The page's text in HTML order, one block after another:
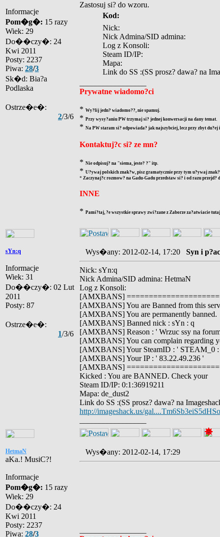
Informacje
Pom�g�: 15 razy
Wiek: 29
Do��czy�: 24
Kwi 2011
Posty: 2237
Piwa: 28/3
Sk�d: Bia?a
Podlaska
Ostrze�e�:
2/3/6
Zastosuj si? do wzoru.
Kod:
Nick:
Nick Admina/SID admina:
Log z Konsoli:
Steam ID/IP:
Mapa:
Link do SS :(SS prosz? dawa? na
Prywatne wiadomo?ci
* Wy?lij jedn? wiadomo??, nie spamuj.
* Przy wysy?aniu PW trzymaj si? jednej konwersacji na dany temat.
* Na PW staram si? odpowiada? jak najszybciej, lecz przy zbyt
Kontaktuj?c si? ze mn?
* Nie odpisuj? na "siema, jeste? ?" itp.
* U?ywaj polskich znak?w, pisz gramatycznie przy tym u?ywaj
* Zaczynaj?c rozmow? na Gadu-Gadu przedstaw si? i od razu przejd?
INNE
* Pami?taj, ?e wszystkie sprawy zwi?zane z Zaborze za?atwiacie
sYn:q
Informacje
Wiek: 31
Do��czy�: 02 Lut
2011
Posty: 87
Ostrze�e�:
1/3/6
Wys�any: 2012-02-14, 17:20 Syn i
Nick: sYn:q
Nick Admina/SID admina: HetmaN
Log z Konsoli:
[AMXBANS]
[AMXBANS] You are Banned from this
[AMXBANS] You are permanently banned.
[AMXBANS] Banned nick : sYn : q
[AMXBANS] Reason : ' Wrzuc ssy na
[AMXBANS] You can complain regarding
[AMXBANS] Your SteamID : ' STEAM_0 :
[AMXBANS] Your IP : ' 83.22.49.236 '
[AMXBANS]
Kicked : You are BANNED. Check your
Steam ID/IP: 0:1:36919211
Mapa: de_dust2
Link do SS :(SS prosz? dawa? na
http://imageshack.us/
HetmaN
aKa.! MusiC?!
Informacje
Pom�g�: 15 razy
Wiek: 29
Do��czy�: 24
Kwi 2011
Posty: 2237
Piwa: 28/3
Wys�any: 2012-02-14, 17:29